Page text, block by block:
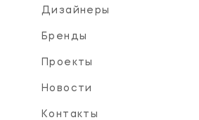
Дизайнеры
Бренды
Проекты
Новости
Контакты